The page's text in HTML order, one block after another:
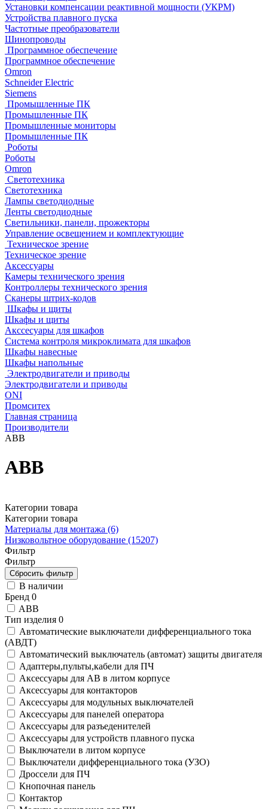
Установки компенсации реактивной мощности (УКРМ)
Устройства плавного пуска
Частотные преобразователи
Шинопроводы
Программное обеспечение
Программное обеспечение
Omron
Schneider Electric
Siemens
Промышленные ПК
Промышленные ПК
Промышленные мониторы
Промышленные ПК
Роботы
Роботы
Omron
Светотехника
Светотехника
Лампы светодиодные
Ленты светодиодные
Светильники, панели, прожекторы
Управление освещением и комплектующие
Техническое зрение
Техническое зрение
Аксессуары
Камеры технического зрения
Контроллеры технического зрения
Сканеры штрих-кодов
Шкафы и щиты
Шкафы и щиты
Акссесуары для шкафов
Система контроля микроклимата для шкафов
Шкафы навесные
Шкафы напольные
Электродвигатели и приводы
Электродвигатели и приводы
ONI
Промситех
Главная страница
Производители
ABB
ABB
Категории товара
Категории товара
Материалы для монтажа (6)
Низковольтное оборудование (15207)
Фильтр
Фильтр
В наличии
Бренд 0
ABB
Тип изделия 0
Автоматические выключатели дифференциального тока
(АВДТ)
Автоматический выключатель (автомат) защиты двигателя
Адаптеры,пульты,кабели для ПЧ
Аксессуары для АВ в литом корпусе
Аксессуары для контакторов
Аксессуары для модульных выключателей
Аксессуары для панелей оператора
Аксессуары для разъеденителей
Аксессуары для устройств плавного пуска
Выключатели в литом корпусе
Выключатели дифференциального тока (УЗО)
Дроссели для ПЧ
Кнопочная панель
Контактор